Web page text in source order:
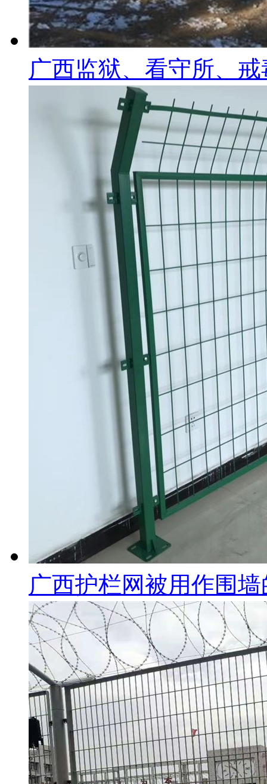
广西监狱、看守所、
广西护栏网被用作围